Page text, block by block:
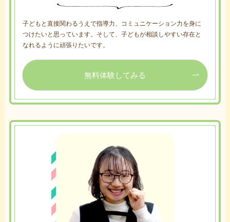
子どもと直接関わるうえで指導力、コミュニケーション力を身に
つけたいと思っています。そして、子どもが相談しやすい存在と
なれるように頑張りたいです。
無料体験してみる